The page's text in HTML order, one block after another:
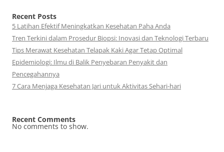
Recent Posts
5 Latihan Efektif Meningkatkan Kesehatan Paha Anda
Tren Terkini dalam Prosedur Biopsi: Inovasi dan Teknologi Terbaru
Tips Merawat Kesehatan Telapak Kaki Agar Tetap Optimal
Epidemiologi: Ilmu di Balik Penyebaran Penyakit dan
Pencegahannya
7 Cara Menjaga Kesehatan Jari untuk Aktivitas Sehari-hari
Recent Comments
No comments to show.